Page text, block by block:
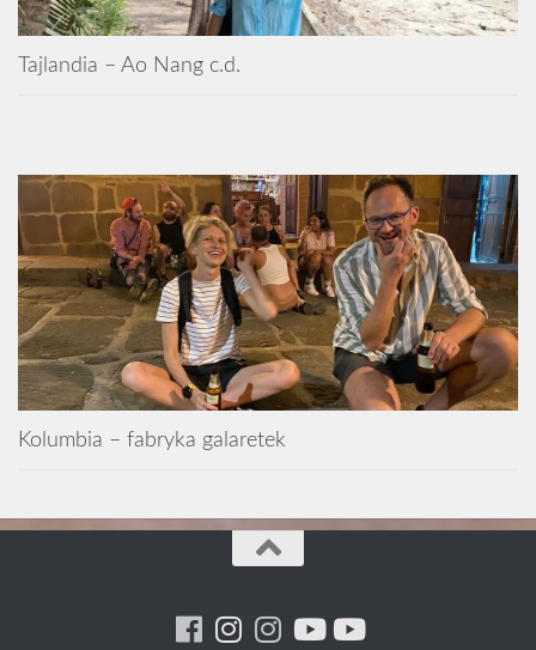
Tajlandia – Ao Nang c.d.
Kolumbia – fabryka galaretek